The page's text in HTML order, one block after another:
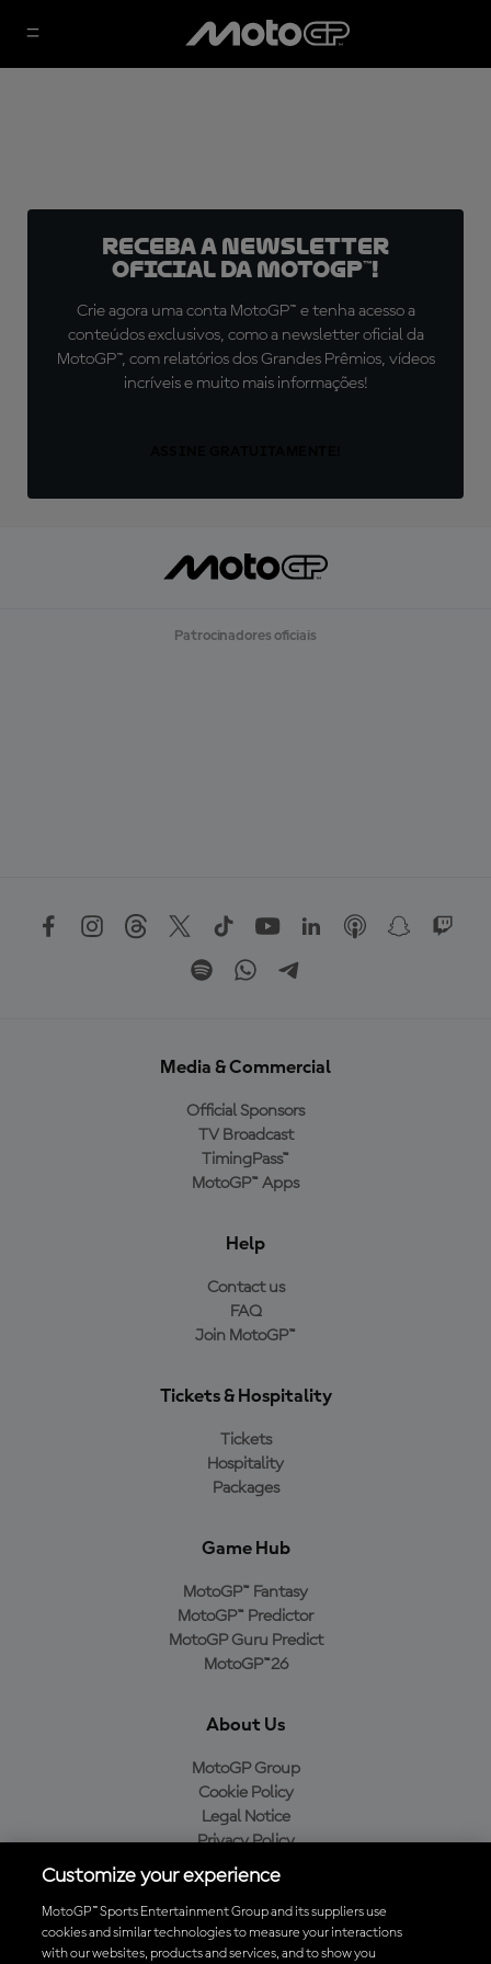
Receba a newsletter
oficial da MotoGP™!
Crie agora uma conta MotoGP™ e tenha acesso a
conteúdos exclusivos, como a newsletter oficial da
MotoGP™, com relatórios dos Grandes Prêmios, vídeos
incríveis e muito mais informações!
Patrocinadores oficiais
Media & Commercial
Official Sponsors
TV Broadcast
TimingPass™
MotoGP™ Apps
Help
Contact us
FAQ
Join MotoGP™
Tickets & Hospitality
Tickets
Hospitality
Packages
Game Hub
MotoGP™ Fantasy
MotoGP™ Predictor
MotoGP Guru Predict
MotoGP™26
About Us
MotoGP Group
Cookie Policy
Legal Notice
Privacy Policy
Purchase Policy
Baixe o aplicativo oficial da MotoGP™
Customize your experience
MotoGP™ Sports Entertainment Group and its suppliers use
cookies and similar technologies to measure your interactions
with our websites, products and services, and to show you